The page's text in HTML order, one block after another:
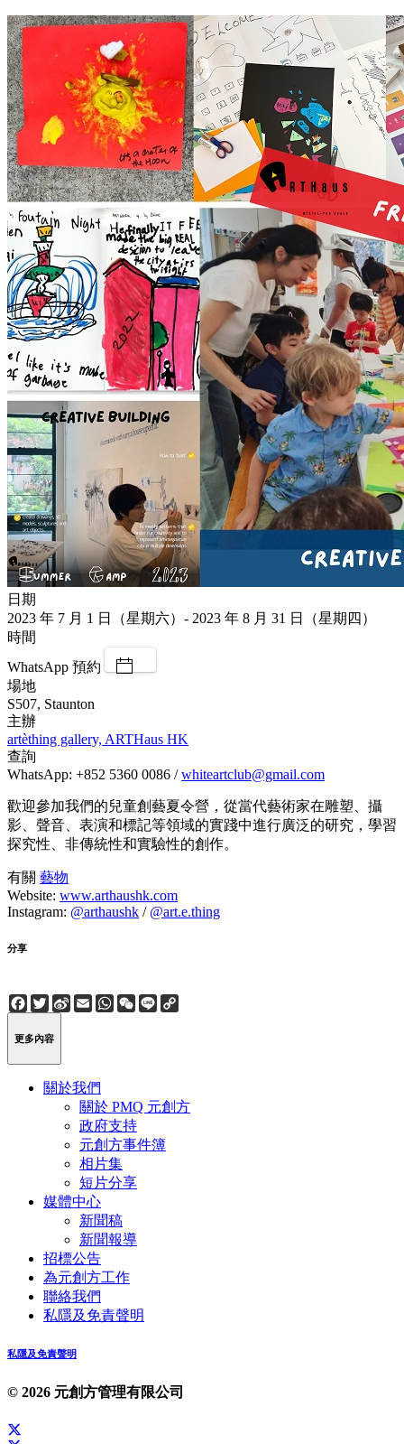
日期
2023 年 7 月 1 日（星期六）- 2023 年 8 月 31 日（星期四）
時間
WhatsApp 預約
場地
S507, Staunton
主辦
artèthing gallery, ARTHaus HK
查詢
WhatsApp: +852 5360 0086 /whiteartclub@gmail.com
歡迎參加我們的兒童創藝夏令營，從當代藝術家在雕塑、攝
影、聲音、表演和標記等領域的實踐中進行廣泛的研究，學習
探究性、非傳統性和實驗性的創作。
有關 藝物
Website: www.arthaushk.com
Instagram: @arthaushk / @art.e.thing
分享
Facebook
Twitter
Sina
Weibo
EmailWhatsApp
WeChat
Line
更多內容
關於我們
關於 PMQ 元創方
政府支持
元創方事件簿
相片集
短片分享
媒體中心
新聞稿
新聞報導
招標公告
為元創方工作
聯絡我們
私隱及免責聲明
私隱及免責聲明
© 2026 元創方管理有限公司